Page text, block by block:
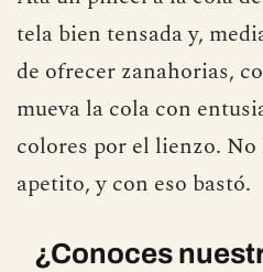
tela bien tensada y,
de ofrecer zanahorias,
mueva la cola con
colores por el lienzo.
apetito, y con eso bastó.
¿Conoces